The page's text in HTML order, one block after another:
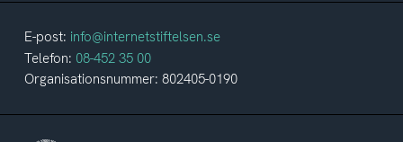
E-post: info@internetstiftelsen.se
Telefon: 08-452 35 00
Organisationsnummer: 802405-0190